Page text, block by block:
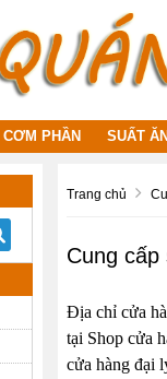
CƠM PHẦN SUẤT
Trang chủ
Cung
Địa chỉ cửa
tại Shop cửa
cửa hàng đại